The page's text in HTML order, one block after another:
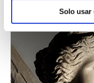
Solo usar